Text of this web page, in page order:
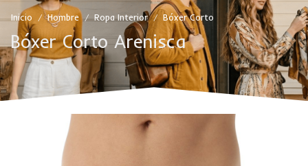
Inicio / Hombre / Ropa Interior / Bóxer Corto
Bóxer Corto Arenisca